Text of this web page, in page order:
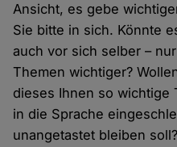
Ansicht, es gebe
Sie bitte in sich. Könnte
auch vor sich selber –
Themen wichtiger?
dieses Ihnen so wichtige
in die Sprache
unangetastet bleiben